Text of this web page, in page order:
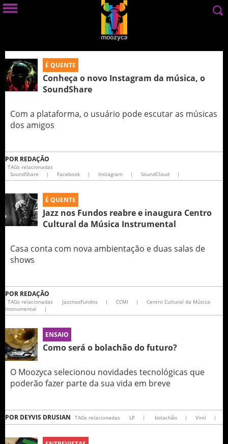
É QUENTE
Conheça o novo Instagram da música, o
SoundShare
Com a plataforma, o usuário pode escutar as músicas
dos amigos
POR REDAÇÃO
TAGs relacionadas
SoundShare
| Facebook | Instagram | SoundCloud |
É QUENTE
Jazz nos Fundos reabre e inaugura Centro
Cultural da Música Instrumental
Casa conta com nova ambientação e duas salas de
shows
POR REDAÇÃO
TAGs relacionadas JazznosFundos | CCMI |
Centro Cultural da Música
Instrumental
|
ENSAIO
Como será o bolachão do futuro?
O Moozyca selecionou novidades tecnológicas que
poderão fazer parte da sua vida em breve
POR DEYVIS DRUSIAN TAGs relacionadas LP | bolachão | Vinil |